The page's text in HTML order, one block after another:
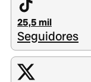
25,5 mil
Seguidores